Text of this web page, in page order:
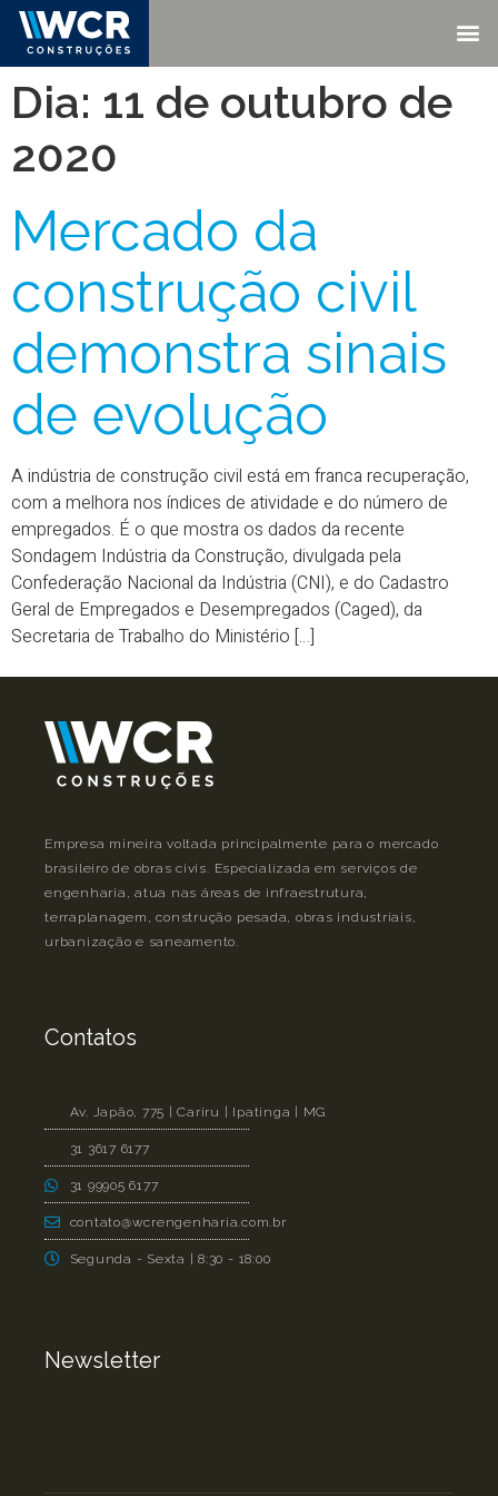
Dia: 11 de outubro de
2020
Mercado da
construção civil
demonstra sinais
de evolução
A indústria de construção civil está em franca recuperação,
com a melhora nos índices de atividade e do número de
empregados. É o que mostra os dados da recente
Sondagem Indústria da Construção, divulgada pela
Confederação Nacional da Indústria (CNI), e do Cadastro
Geral de Empregados e Desempregados (Caged), da
Secretaria de Trabalho do Ministério […]
Empresa mineira voltada principalmente para o mercado
brasileiro de obras civis. Especializada em serviços de
engenharia, atua nas áreas de infraestrutura,
terraplanagem, construção pesada, obras industriais,
urbanização e saneamento.
Contatos
Av. Japão, 775 | Cariru | Ipatinga | MG
31 3617 6177
31 99905 6177
contato@wcrengenharia.com.br
Segunda - Sexta | 8:30 - 18:00
Newsletter